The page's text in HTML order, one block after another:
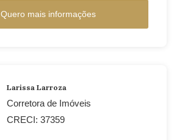
Quero mais informações
Larissa Larroza
Corretora de Imóveis
CRECI: 37359